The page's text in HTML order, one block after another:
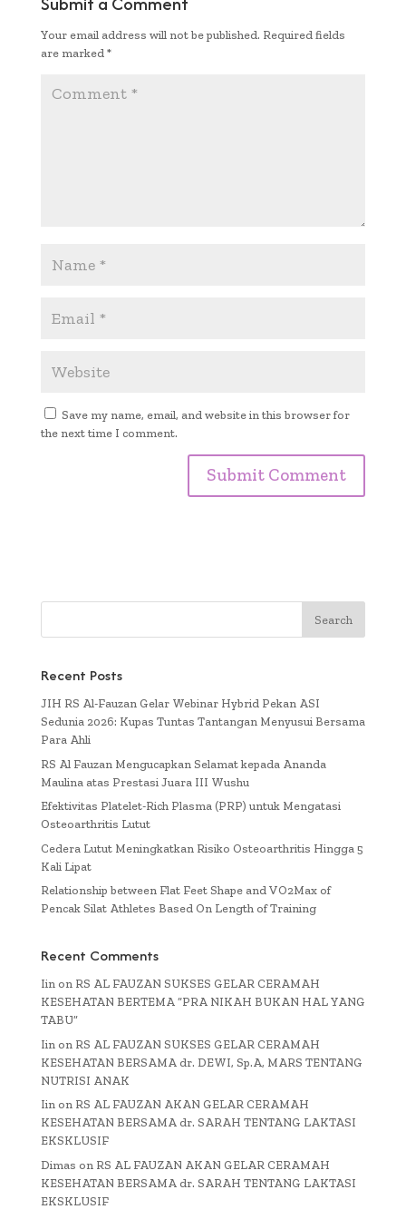
k
p
p
k
Your email address will not be published. Required fields
are marked *
Save my name, email, and website in this browser for
the next time I comment.
Recent Posts
JIH RS Al-Fauzan Gelar Webinar Hybrid Pekan ASI
Sedunia 2026: Kupas Tuntas Tantangan Menyusui Bersama
Para Ahli
RS Al Fauzan Mengucapkan Selamat kepada Ananda
Maulina atas Prestasi Juara III Wushu
Efektivitas Platelet-Rich Plasma (PRP) untuk Mengatasi
Osteoarthritis Lutut
Cedera Lutut Meningkatkan Risiko Osteoarthritis Hingga 5
Kali Lipat
Relationship between Flat Feet Shape and VO2Max of
Pencak Silat Athletes Based On Length of Training
Recent Comments
Iinon RS AL FAUZAN SUKSES GELAR CERAMAH
KESEHATAN BERTEMA “PRA NIKAH BUKAN HAL YANG
TABU”
Iin on RS AL FAUZAN SUKSES GELAR CERAMAH
KESEHATAN BERSAMA dr. DEWI, Sp.A, MARS TENTANG
NUTRISI ANAK
Iinon RS AL FAUZAN AKAN GELAR CERAMAH
KESEHATAN BERSAMA dr. SARAH TENTANG LAKTASI
EKSKLUSIF
Dimas on RS AL FAUZAN AKAN GELAR CERAMAH
KESEHATAN BERSAMA dr. SARAH TENTANG LAKTASI
EKSKLUSIF